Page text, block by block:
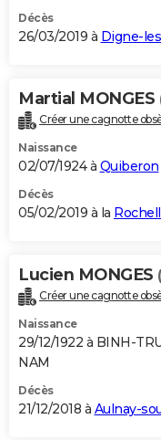
Décès
26/03/2019 à Digne-
Martial MONGES
Créer une cagnotte
Naissance
02/07/1924 à Quiberon
Décès
05/02/2019 à la
Lucien MONGES
Créer une cagnotte
Naissance
29/12/1922 à BINH-
NAM
Décès
21/12/2018 à Aulnay-